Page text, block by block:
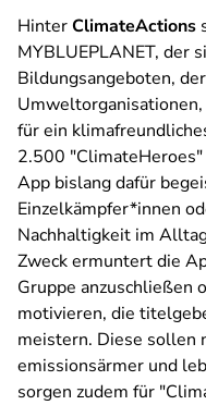
HinterClimateActions
MYBLUEPLANET, der
Bildungsangeboten,
für ein
2.500
App bislang dafür
Einzelkämpfer*innen
Nachhaltigkeit im
Zweck ermuntert die
Gruppe anzuschließen
motivieren, die
meistern. Diese sollen
emissionsärmer und
sorgen zudem für